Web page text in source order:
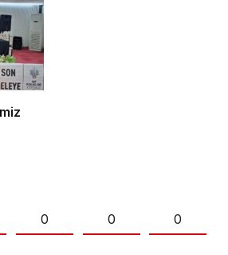
0 0 0